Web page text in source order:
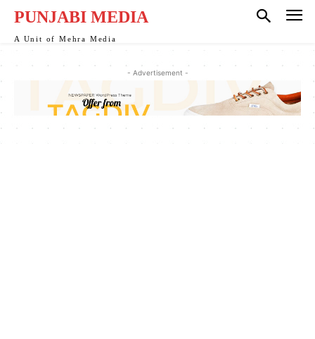
PUNJABI MEDIA
A Unit of Mehra Media
- Advertisement -